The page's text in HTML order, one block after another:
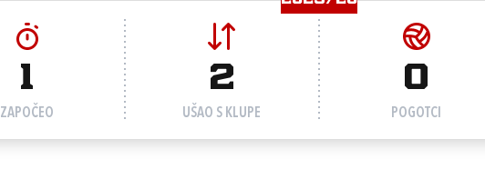
1
ZAPOČEO
2
UŠAO S KLUPE
0
POGOTCI